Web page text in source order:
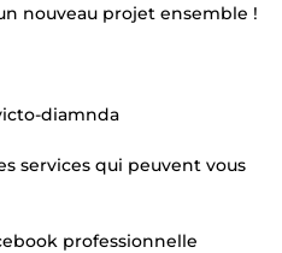
nouveau projet ensemble !
diamnda
services qui peuvent vous
professionnelle